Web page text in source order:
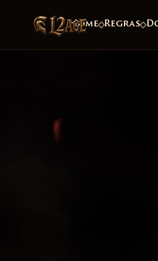
Home Regras